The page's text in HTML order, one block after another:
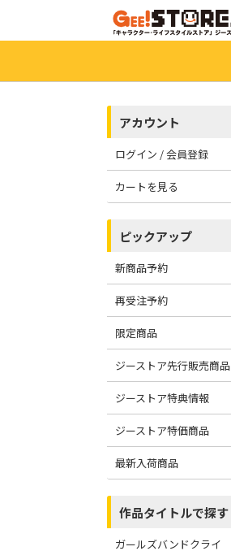
アカウント
ログイン / 会員登録
カートを見る
ピックアップ
新商品予約
再受注予約
限定商品
ジーストア先行販売商品
ジーストア特典情報
ジーストア特価商品
最新入荷商品
作品タイトルで探す
ガールズバンドクライ